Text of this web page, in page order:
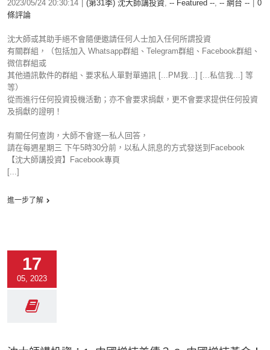
2023/05/24 20:30:14 (第31季) 沈大師講投資, -- Featured --, -- 網台 --
0
條評論
沈大師或其助手絕不會隨便邀請任何人士加入任何所謂投資
有關群組，（包括加入 Whatsapp群組、Telegram群組、Facebook群組、
微信群組或
其他通訊軟件的群組、要求私人單對單通訊 [...PM我...] [...私信我...] 等
等）
從而進行任何投資投機活動；亦不會要求捐獻，更不會要求提供任何投資
及捐獻的證明！
有關任何查詢，大師不會逐一私人回答，
請在每週星期三 下午5時30分前，以私人訊息的方式發送到Facebook
【沈大師講投資】Facebook專頁
[...]
進一步了解
17
05, 2023